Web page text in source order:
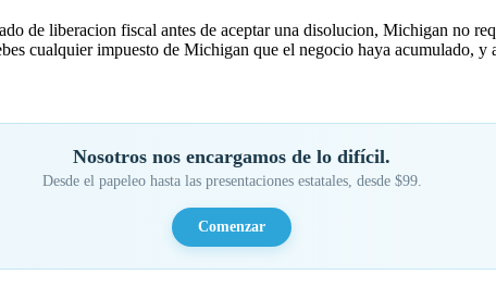
de liberacion fiscal antes de aceptar una disolucion, Michigan no
cualquier impuesto de Michigan que el negocio haya acumulado, y
Nosotros nos encargamos de lo difícil.
Desde el papeleo hasta las presentaciones estatales, desde $99.
Comenzar